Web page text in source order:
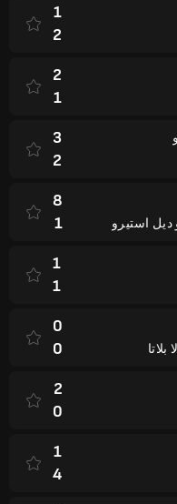
1
2
2
1
3
2
ديل استيرو
8
1
1
1
0
0
2
0
1
4